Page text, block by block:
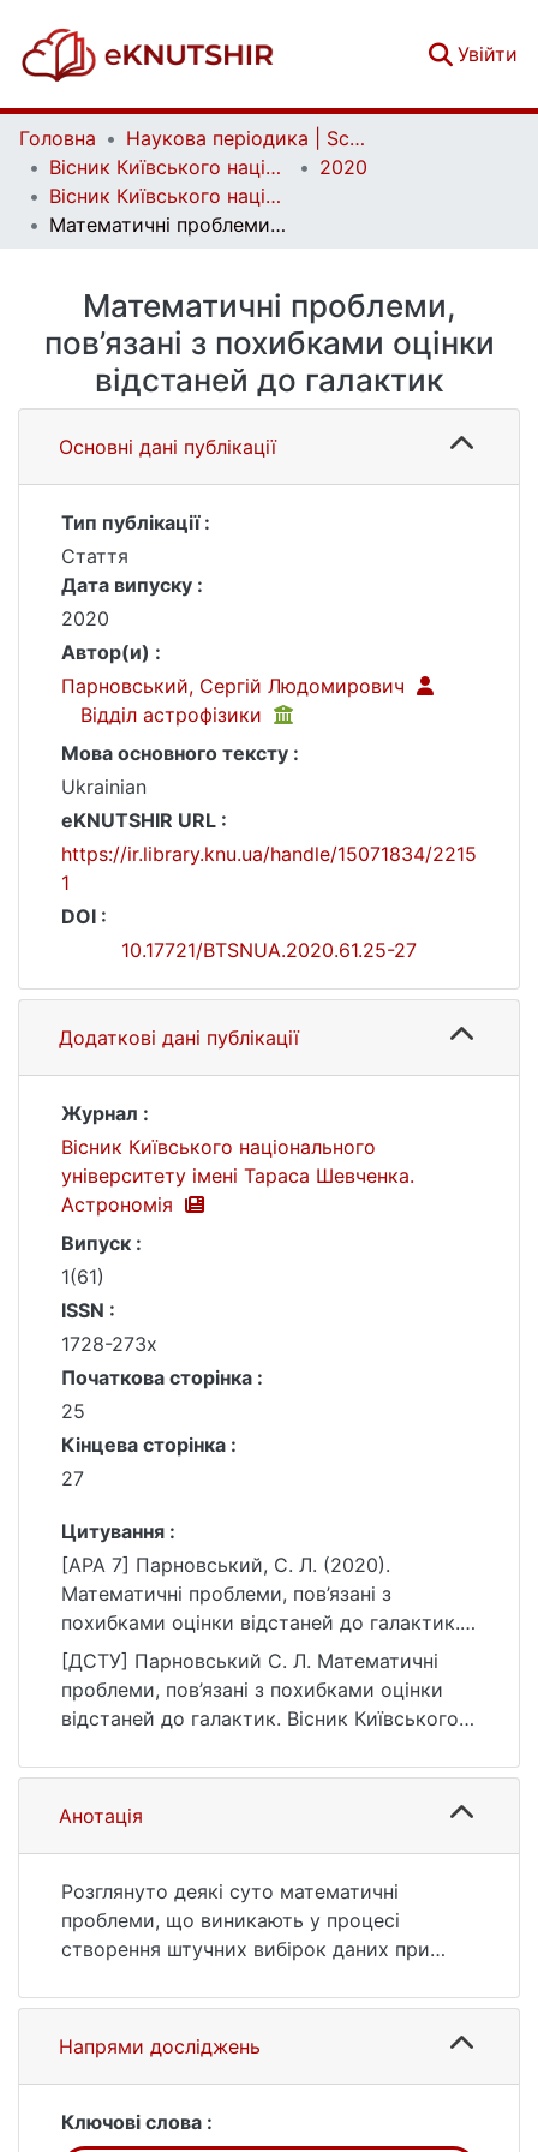
Увійти
Головна
Наукова періодика | Scientific periodicals
Вісник Київського національного університету імені Тараса Шевченка. Астрономія | Bulletin of Taras Shevchenko National University of Kyiv. Astronomy
2020
Вісник Київського національного університету імені Тараса Шевченка. Астрономія. Вип. 1(61)
Математичні проблеми, пов’язані з похибками оцінки відстаней до галактик
Математичні проблеми,
пов’язані з похибками оцінки
відстаней до галактик
Основні дані публікації
Тип публікації :
Стаття
Дата випуску :
2020
Автор(и) :
Парновський, Сергій Людомирович
Відділ астрофізики
Мова основного тексту :
Ukrainian
eKNUTSHIR URL :
https://ir.library.knu.ua/handle/15071834/2215
1
DOI :
10.17721/BTSNUA.2020.61.25-27
Додаткові дані публікації
Журнал :
Вісник Київського національного
університету імені Тараса Шевченка.
Астрономія
Випуск :
1(61)
ISSN :
1728-273х
Початкова сторінка :
25
Кінцева сторінка :
27
Цитування :
[APA 7] Парновський, С. Л. (2020).
Математичні проблеми, пов’язані з
похибками оцінки відстаней до галактик.
Вісник Київського національного
університету імені Тараса Шевченка.
Астрономія, (1(61)), 25–27.
27
[ДСТУ] Парновський С. Л. Математичні
проблеми, пов’язані з похибками оцінки
відстаней до галактик. Вісник Київського
Шевченка. Астрономія. 2020. № 1(61). С. 25
—27. DOI: 10.17721/BTSNUA.2020.61.25-27
(дата звернення: 25.07.2026).
Анотація
Розглянуто деякі суто математичні
проблеми, що виникають у процесі
створення штучних вибірок даних при
створених за законом Габбла. Є дві різні
можливості за генерації у випадку, коли
відхилення у процесі оцінювання відстаней
похибка визначення відстані є сталою.
Напрями досліджень
Ключові слова :